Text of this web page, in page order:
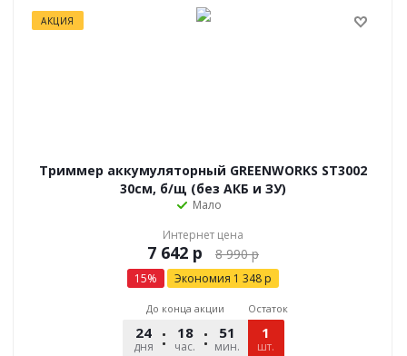
АКЦИЯ
Триммер аккумуляторный GREENWORKS ST3002
30см, б/щ (без АКБ и ЗУ)
Мало
Интернет цена
р 8 990р
15% Экономия 1 348 р
До конца акции
24
дня
18
час.
51
мин.
12
сек.
Остаток
1
шт.